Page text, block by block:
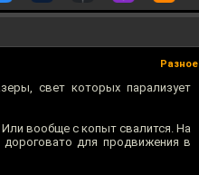
Разное
свет которых парализует
Или вообще с копыт свалится. На
для продвижения в